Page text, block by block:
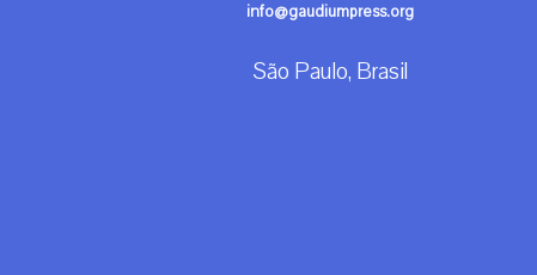
info@gaudiumpress.org
São Paulo, Brasil